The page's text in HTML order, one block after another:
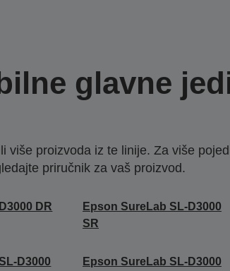
glavne
više proizvoda iz te linije. Za više
priručnik za vaš proizvod.
DR
Epson SureLab SL-D3000
SR
D3000
Epson SureLab SL-D3000